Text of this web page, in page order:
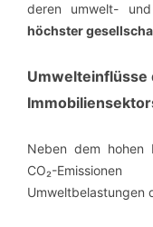
deren umwelt- und
höchster
Umwelteinflüsse
Neben dem hohen
CO₂-
Umweltbelastungen